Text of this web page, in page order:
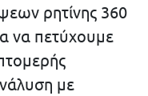
ρητίνης 360
να πετύχουμε
με